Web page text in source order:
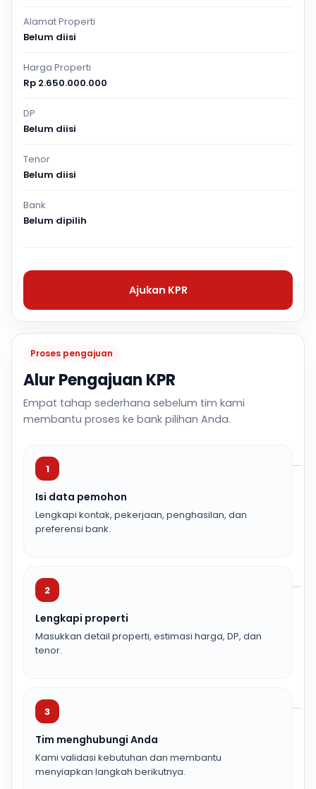
Proses pengajuan
Alur Pengajuan KPR
Empat tahap sederhana sebelum tim kami
membantu proses ke bank pilihan Anda.
1
Isi data pemohon
Lengkapi kontak, pekerjaan, penghasilan, dan
preferensi bank.
2
Lengkapi properti
Masukkan detail properti, estimasi harga, DP, dan
tenor.
3
Tim menghubungi Anda
Kami validasi kebutuhan dan membantu
menyiapkan langkah berikutnya.
Alamat Properti
Belum diisi
Harga Properti
Rp 2.650.000.000
DP
Belum diisi
Tenor
Belum diisi
Bank
Belum dipilih
Ajukan KPR